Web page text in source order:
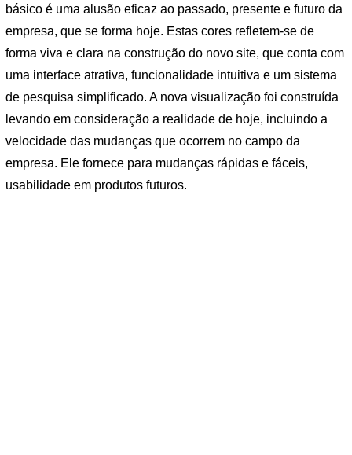
básico é uma alusão eficaz ao passado, presente e futuro da
empresa, que se forma hoje. Estas cores refletem-se de
forma viva e clara na construção do novo site, que conta com
uma interface atrativa, funcionalidade intuitiva e um sistema
de pesquisa simplificado. A nova visualização foi construída
levando em consideração a realidade de hoje, incluindo a
velocidade das mudanças que ocorrem no campo da
empresa. Ele fornece para mudanças rápidas e fáceis,
usabilidade em produtos futuros.